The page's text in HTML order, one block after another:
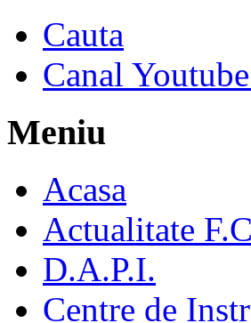
Cauta
Canal
Meniu
Acasa
Actualitate
D.A.P.I.
Centre de